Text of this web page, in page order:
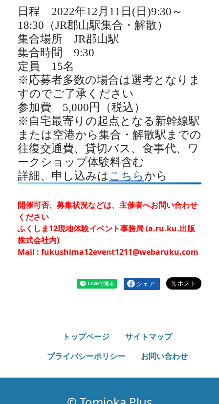
日程 2022年12月11日(日)9:30～
18:30（JR郡山駅集合・解散）
集合場所 JR郡山駅
集合時間 9:30
定員 15名
※応募者多数の場合は選考となりま
すのでご了承ください
参加費 5,000円（税込）
※自宅最寄りの起点となる新幹線駅
または空港から集合・解散駅までの
往復交通費、貸切バス、食事代、ワ
ークショップ体験料含む
詳細、申し込みはこちらから
開催可否、募集状況などは、主催者へお問い合わせ
ください
ふくしま12現地体験イベント事務局 (a.ru.ku.出版
株式会社内)
Mail : fukushima12event1211@webaruku.com
シェア
トップページ
サイトマップ
プライバシーポリシー
お問い合わせ